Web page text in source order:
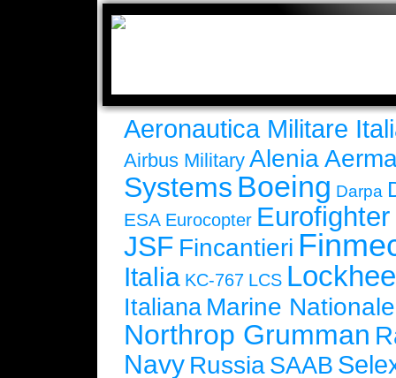
Aeronautica Militare
Airbus Military Alenia
Systems Boeing Darpa
ESA Eurocopter
JSF Fincantieri
Italia KC-767 LCS
Italiana Marine Nationale
Northrop Grumman
Navy Russia SAAB